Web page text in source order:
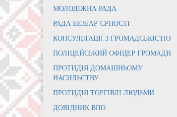
МОЛОДІЖНА РАДА
РАДА БЕЗБАР’ЄРНОСТІ
КОНСУЛЬТАЦІЇ З ГРОМАДСЬКІСТЮ
ПОЛІЦЕЙСЬКИЙ ОФІЦЕР ГРОМАДИ
ПРОТИДІЯ ДОМАШНЬОМУ
НАСИЛЬСТВУ
ПРОТИДІЯ ТОРГІВЛІ ЛЮДЬМИ
ДОВІДНИК ВПО